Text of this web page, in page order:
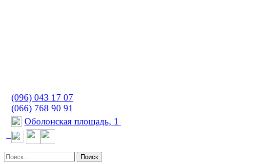
(096) 043 17 07
(066) 768 90 91
Оболонская площадь, 1
Поиск